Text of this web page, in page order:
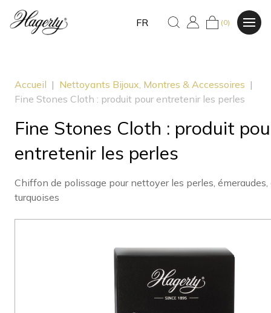
FR (0)
Accueil | Nettoyants Bijoux, Montres & Accessoires |
Fine Stones Cloth : produit pour entretenir les perles
Fine Stones Cloth : produit
entretenir les perles
Chiffon de polissage pour nettoyer les perles, émeraudes,
turquoises